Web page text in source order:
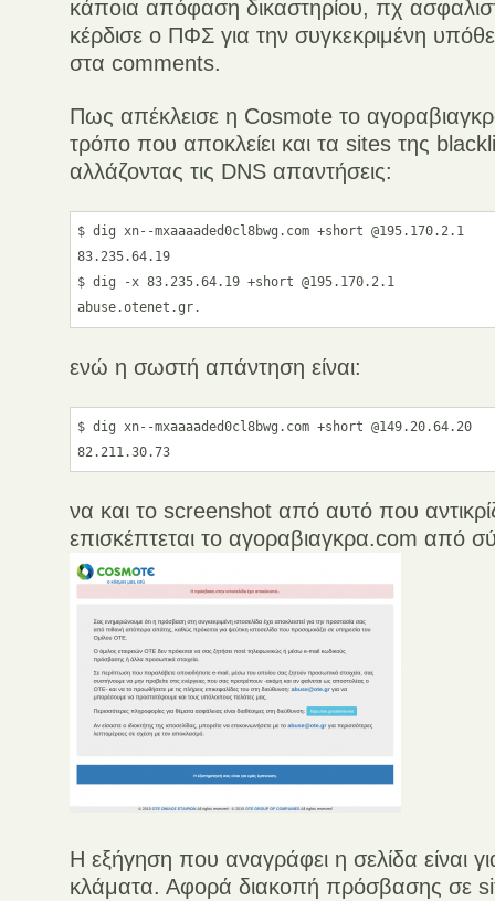
κάποια απόφαση δικαστηρίου, πχ
κέρδισε ο ΠΦΣ για την συγκεκριμένη
στα comments.
Πως απέκλεισε η Cosmote το
τρόπο που αποκλείει και τα sites της
αλλάζοντας τις DNS απαντήσεις:
$ dig xn--mxaaaaded0cl8bwg.com +short @195.170.2.1
83.235.64.19
$ dig -x 83.235.64.19 +short @195.170.2.1
ενώ η σωστή απάντηση είναι:
$ dig xn--mxaaaaded0cl8bwg.com +short @149.20.64.20
να και το screenshot από αυτό που
επισκέπτεται το αγοραβιαγκρα.com από
Η εξήγηση που αναγράφει η σελίδα είναι
κλάματα. Αφορά διακοπή πρόσβασης σε